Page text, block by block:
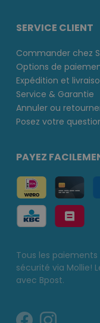
SERVICE CLIENT
Commander chez
Options de
Expédition et
Service & Garantie
Annuler ou
Posez votre
PAYEZ
Tous les
sécurité via Mollie!
avec Bpost.